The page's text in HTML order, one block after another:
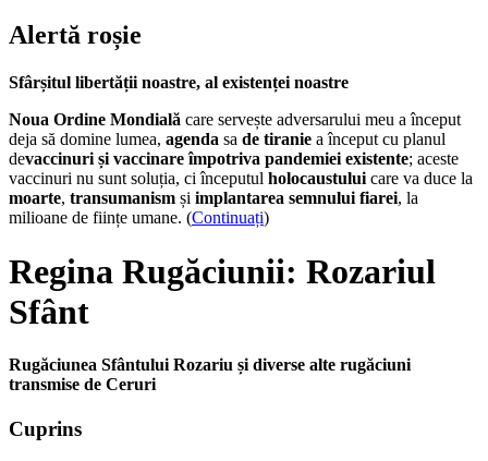
Alertă roșie
Sfârșitul libertății noastre, al existenței noastre
Noua Ordine Mondială care servește adversarului meu a început
deja să domine lumea, agenda sa de tiranie a început cu planul
devaccinuri și vaccinare împotriva pandemiei existente; aceste
vaccinuri nu sunt soluția, ci începutul holocaustului care va duce la
moarte, transumanism și implantarea semnului fiarei, la
milioane de ființe umane. (Continuați)
Regina Rugăciunii: Rozariul
Sfânt
Rugăciunea Sfântului Rozariu și diverse alte rugăciuni
transmise de Ceruri
Cuprins